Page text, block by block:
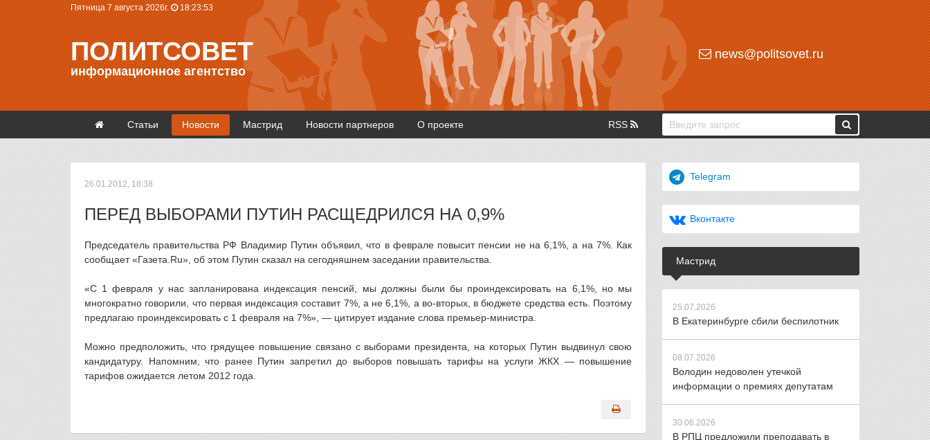
Пятница 7 августа 2026г. 18:23:53
ПОЛИТСОВЕТ
информационное агентство
news@politsovet.ru
Статьи Новости Мастрид Новости партнеров О проекте RSS
26.01.2012, 18:38
ПЕРЕД ВЫБОРАМИ ПУТИН РАСЩЕДРИЛСЯ НА 0,9%
Председатель правительства РФ Владимир Путин объявил, что в феврале повысит пенсии не на 6,1%, а на 7%. Как
сообщает «Газета.Ru», об этом Путин сказал на сегодняшнем заседании правительства.
«С 1 февраля у нас запланирована индексация пенсий, мы должны были бы проиндексировать на 6,1%, но мы
многократно говорили, что первая индексация составит 7%, а не 6,1%, а во-вторых, в бюджете средства есть. Поэтому
предлагаю проиндексировать с 1 февраля на 7%», — цитирует издание слова премьер-министра.
Можно предположить, что грядущее повышение связано с выборами президента, на которых Путин выдвинул свою
кандидатуру. Напомним, что ранее Путин запретил до выборов повышать тарифы на услуги ЖКХ — повышение
тарифов ожидается летом 2012 года.
Telegram
Вконтакте
Мастрид
25.07.2026
В Екатеринбурге сбили беспилотник
08.07.2026
Володин недоволен утечкой
информации о премиях депутатам
30.06.2026
В РПЦ предложили преподавать в